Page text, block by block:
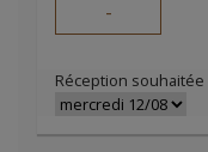
-
Réception souhaitée